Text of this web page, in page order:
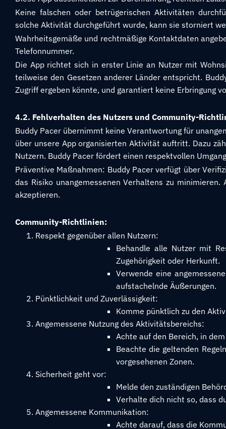
Keine falschen oder betrügerischen Aktivitäten
solche Aktivität durchgeführt wurde, kann sie storniert
Wahrheitsgemäße und rechtmäßige Kontaktdaten
Telefonnummer.
Die App richtet sich in erster Linie an Nutzer mit
teilweise den Gesetzen anderer Länder entspricht.
Zugriff ergeben könnte, und garantiert keine Erbringung
4.2. Fehlverhalten des Nutzers und Community-
Buddy Pacer übernimmt keine Verantwortung für
über unsere App organisierten Aktivität auftritt. Dazu
Nutzern. Buddy Pacer fördert einen respektvollen
Präventive Maßnahmen: Buddy Pacer verfügt über
das Risiko unangemessenen Verhaltens zu
akzeptieren.
Community-Richtlinien:
Respekt gegenüber allen Nutzern:
Behandle alle Nutzer mit
Zugehörigkeit oder Herkunft.
Verwende eine
aufstachelnde Äußerungen.
Pünktlichkeit und Zuverlässigkeit:
Komme pünktlich zu den
Angemessene Nutzung des Aktivitätsbereichs:
Achte auf den Bereich, in
Beachte die geltenden
vorgesehenen Zonen.
Sicherheit geht vor:
Melde den zuständigen
Verhalte dich nicht so, dass
Angemessene Kommunikation:
Achte darauf, dass die